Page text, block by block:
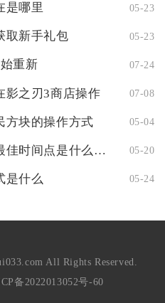
是哪里 05-23
取新手礼包 05-23
重新 07-24
影之刃3商店操作 07-08
方块的操作方式 05-04
创造与魔法棕马驯服的最佳时间点是什么时候 05-20
是什么 05-24
All Rights Reserved.
备2022013052号-60